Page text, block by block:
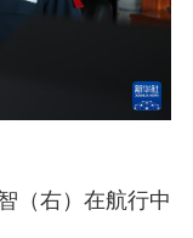
（右）在航行中